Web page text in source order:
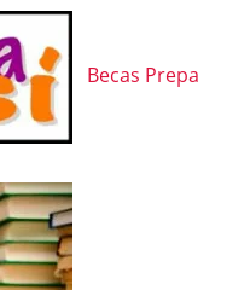
Becas Prepa